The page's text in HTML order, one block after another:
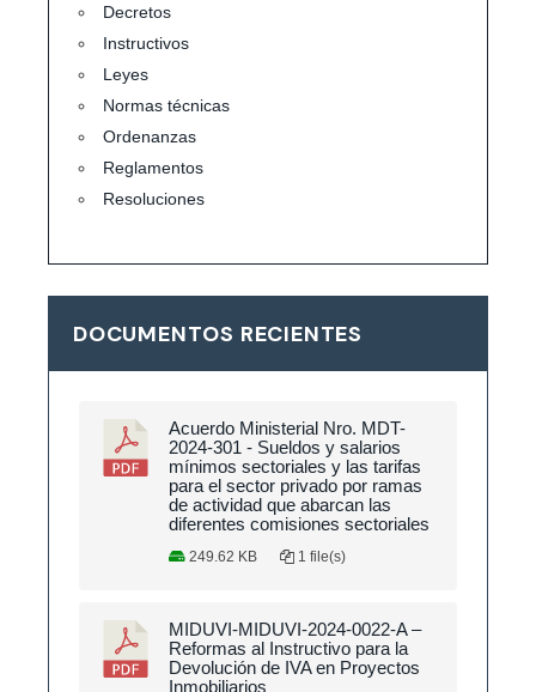
Decretos
Instructivos
Leyes
Normas técnicas
Ordenanzas
Reglamentos
Resoluciones
DOCUMENTOS RECIENTES
Acuerdo Ministerial Nro. MDT-
2024-301 - Sueldos y salarios
mínimos sectoriales y las tarifas
para el sector privado por ramas
de actividad que abarcan las
diferentes comisiones sectoriales
249.62 KB 1 file(s)
MIDUVI-MIDUVI-2024-0022-A –
Reformas al Instructivo para la
Devolución de IVA en Proyectos
Inmobiliarios